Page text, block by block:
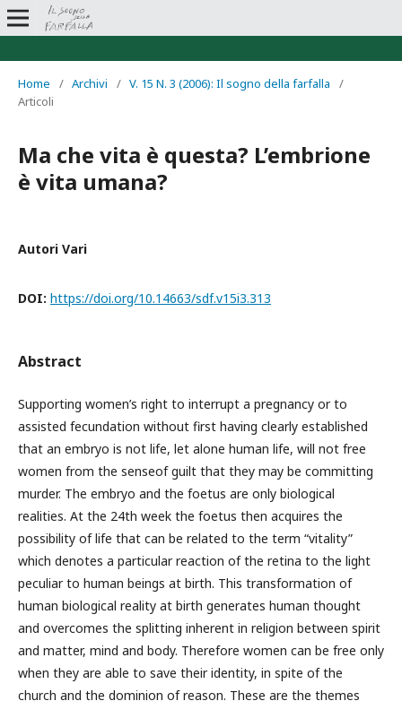
Home / Archivi / V. 15 N. 3 (2006): Il sogno della farfalla
/
Articoli
Ma che vita è questa? L’embrione
è vita umana?
Autori Vari
DOI: https://doi.org/10.14663/sdf.v15i3.313
Abstract
Supporting women’s right to interrupt a pregnancy or to
assisted fecundation without first having clearly established
that an embryo is not life, let alone human life, will not free
women from the senseof guilt that they may be committing
murder. The embryo and the foetus are only biological
realities. At the 24th week the foetus then acquires the
possibility of life that can be related to the term “vitality”
which denotes a particular reaction of the retina to the light
peculiar to human beings at birth. This transformation of
human biological reality at birth generates human thought
and overcomes the splitting inherent in religion between spirit
and matter, mind and body. Therefore women can be free only
when they are able to save their identity, in spite of the
church and the dominion of reason. These are the themes